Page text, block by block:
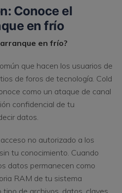
Conoce el
en frío
en frío?
que hacen los usuarios de
de foros de tecnología. Cold
como un ataque de canal
confidencial de tu
datos.
no autorizado a los
tu conocimiento. Cuando
datos permanecen como
RAM de tu sistema
de archivos, datos, claves